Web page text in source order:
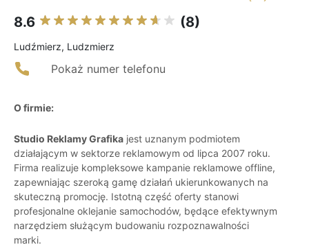
8.6 (8)
Ludźmierz, Ludzmierz
Pokaż numer telefonu
O firmie:
Studio Reklamy Grafika jest uznanym podmiotem
działającym w sektorze reklamowym od lipca 2007 roku.
Firma realizuje kompleksowe kampanie reklamowe offline,
zapewniając szeroką gamę działań ukierunkowanych na
skuteczną promocję. Istotną część oferty stanowi
profesjonalne oklejanie samochodów, będące efektywnym
narzędziem służącym budowaniu rozpoznawalności
marki.